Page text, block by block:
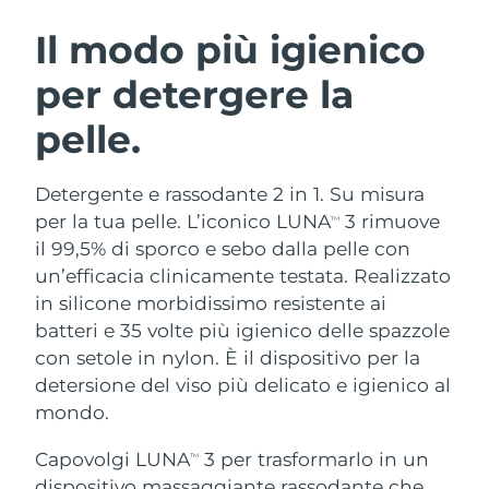
Il modo più igienico
per detergere la
pelle.
Detergente e rassodante 2 in 1. Su misura
per la tua pelle. L’iconico LUNATM
3 rimuove
il 99,5% di sporco e sebo dalla pelle con
un’efficacia clinicamente testata. Realizzato
in silicone morbidissimo resistente ai
batteri e 35 volte più igienico delle spazzole
con setole in nylon. È il dispositivo per la
detersione del viso più delicato e igienico al
mondo.
Capovolgi LUNATM
3 per trasformarlo in un
Detersione viso
Anti-aging massage
LUNA™ 4 Plus
Massage, LED heating
LUNA™ 4 Men
Microcurrent toning
BEAR™ 2 go
Microcurrent toning on-the-go
BEAR™ 2 eyes & lips
Idratazione
UFO™ 3 pacchetto
Deep facial hydration
UFO™ 3 LED
device
Igiene orale
issa™ 4
Hybrid silicone sonic toothbrush
TRATTAMENTI ANTI-AGE FAQ™
Anti-age Trattamenti LED
NEW
Austria Consegna stimata10/08/2026
Bahrein Consegna stimata
Belgio
Bermuda Consegna stimata16/08/2026
Bosnia ed
Erzegovina
Consegna stimata 13/08/2026
Brunei Consegna stimata15/08/2026
Bulgaria Consegna stimata10/08/2026
Canada
Cile Consegna stimata14/08/2026